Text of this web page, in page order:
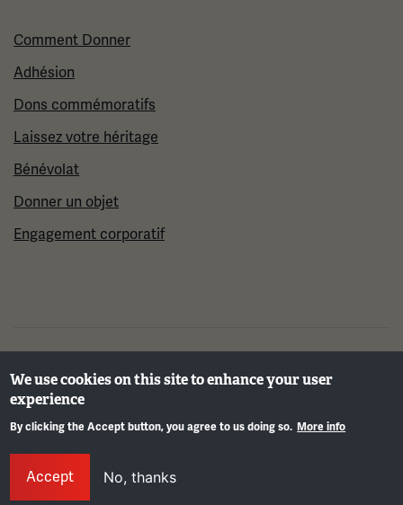
Comment Donner
Adhésion
Dons commémoratifs
Laissez votre héritage
Bénévolat
Donner un objet
Engagement corporatif
©2026 Musée et mémorial national de la Première
Guerre mondiale
We use cookies on this site to enhance your user
experience
By clicking the Accept button, you agree to us doing so. More info
Accept No, thanks